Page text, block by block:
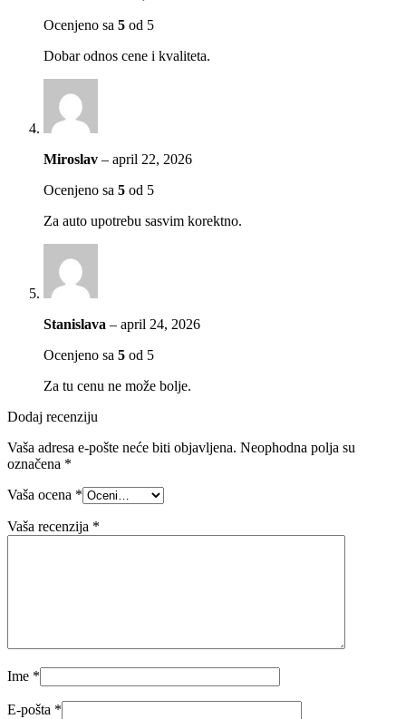
Ocenjeno sa 5 od 5
Dobar odnos cene i kvaliteta.
Miroslav – april 22, 2026
Ocenjeno sa 5 od 5
Za auto upotrebu sasvim korektno.
Stanislava – april 24, 2026
Ocenjeno sa 5 od 5
Za tu cenu ne može bolje.
Dodaj recenziju
Vaša adresa e-pošte neće biti objavljena. Neophodna polja su
označena *
Vaša ocena *
Vaša recenzija *
Ime *
E-pošta *